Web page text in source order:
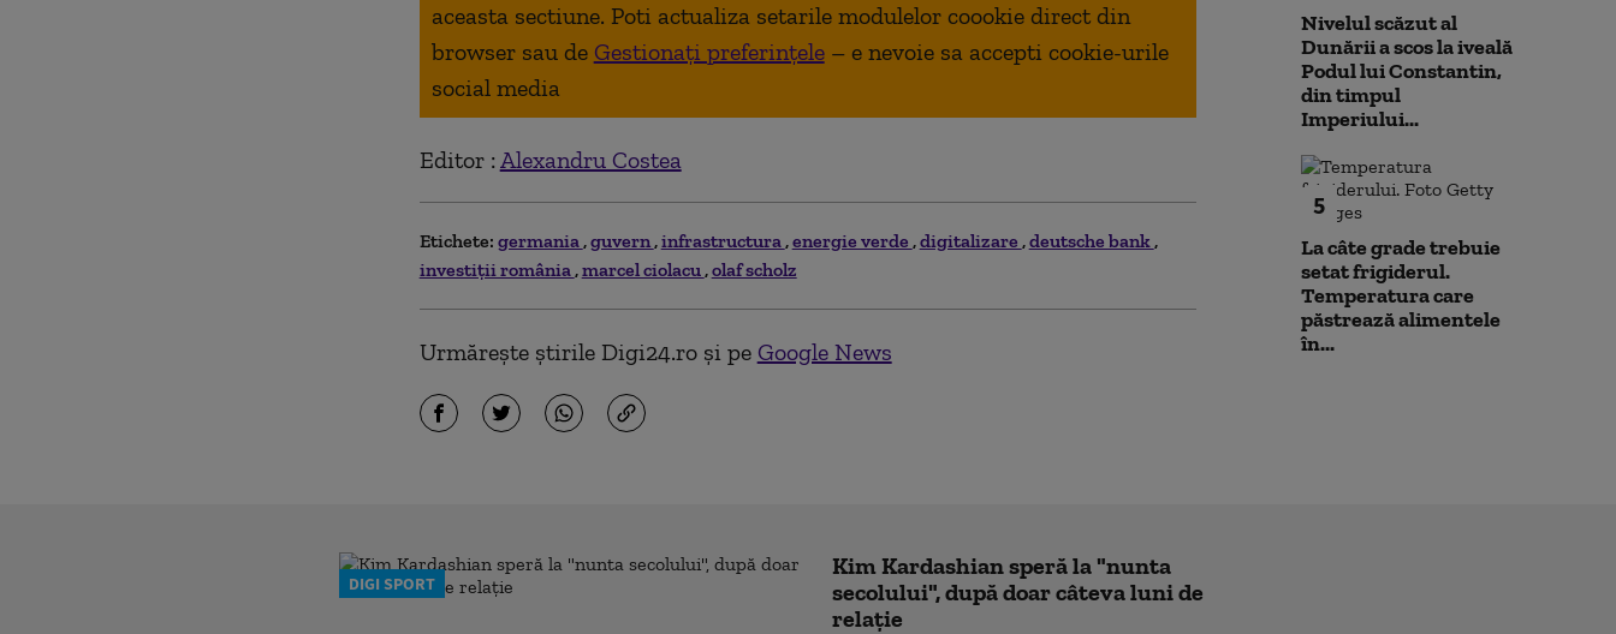
aceasta sectiune. Poti actualiza setarile modulelor coookie direct din
browser sau de Gestionați preferințele – e nevoie sa accepti cookie-urile
social media
Editor : Alexandru Costea
Etichete: germania guvern infrastructura energie verde digitalizare deutsche bank
investiții românia marcel ciolacu olaf scholz
Urmărește știrile Digi24.ro și pe Google News
Nivelul scăzut al
Dunării a scos la iveală
Podul lui Constantin,
din timpul
Imperiului...
5
La câte grade trebuie
setat frigiderul.
Temperatura care
păstrează alimentele
în...
DIGI SPORT
Kim Kardashian speră la "nunta
secolului", după doar câteva luni de
relație